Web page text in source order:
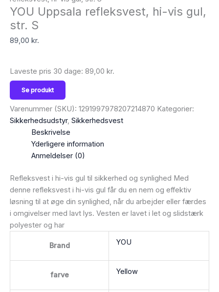
YOU Uppsala refleksvest, hi-vis gul,
str. S
89,00 kr.
Laveste pris 30 dage: 89,00 kr.
Se produkt
Varenummer (SKU): 1291997978207214870 Kategorier:
Sikkerhedsudstyr, Sikkerhedsvest
Beskrivelse
Yderligere information
Anmeldelser (0)
Refleksvest i hi-vis gul til sikkerhed og synlighed Med
denne refleksvest i hi-vis gul får du en nem og effektiv
løsning til at øge din synlighed, når du arbejder eller færdes
i omgivelser med lavt lys. Vesten er lavet i let og slidstærk
polyester og har
Brand YOU
farve Yellow